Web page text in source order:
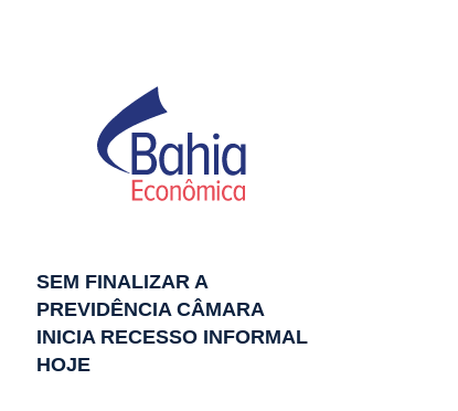
SEM FINALIZAR A
PREVIDÊNCIA CÂMARA
INICIA RECESSO INFORMAL
HOJE